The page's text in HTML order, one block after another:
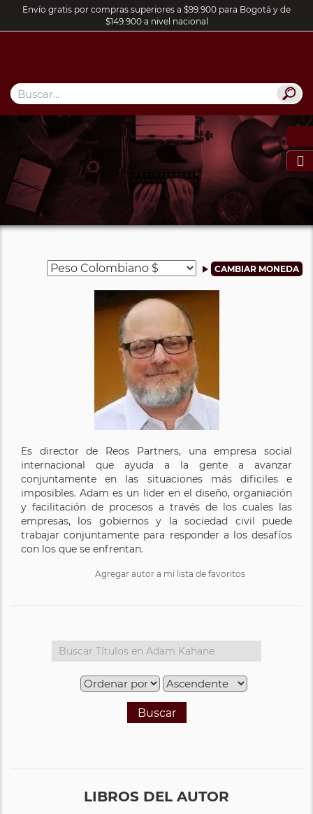
Envío gratis por compras superiores a $99.900 para Bogotá y de
$149.900 a nivel nacional

Es director de Reos Partners, una empresa social
internacional que ayuda a la gente a avanzar
conjuntamente en las situaciones más dificiles e
imposibles. Adam es un lider en el diseño, organiación
y facilitación de procesos a través de los cuales las
empresas, los gobiernos y la sociedad civil puede
trabajar conjuntamente para responder a los desafíos
con los que se enfrentan.
Agregar autor a mi lista de favoritos
Buscar
LIBROS DEL AUTOR